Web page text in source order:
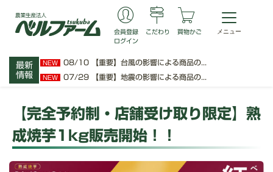
最新
情報
NEW 08/10 【重要】台風の影響による商品の...
NEW 07/29 【重要】地震の影響による商品の...
会員登録
ログイン
こだわり 買物かご
【完全予約制・店舗受け取り限定】熟
成焼芋1kg販売開始！！